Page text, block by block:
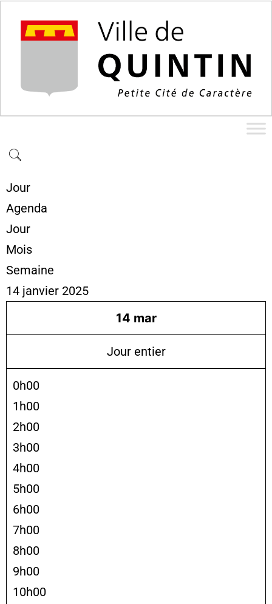
Jour
Agenda
Jour
Mois
Semaine
14 janvier 2025
14 mar
Jour entier
0h00
1h00
2h00
3h00
4h00
5h00
6h00
7h00
8h00
9h00
10h00